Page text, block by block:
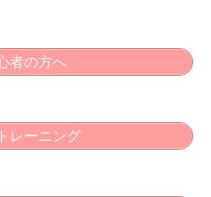
者の方へ
レーニング